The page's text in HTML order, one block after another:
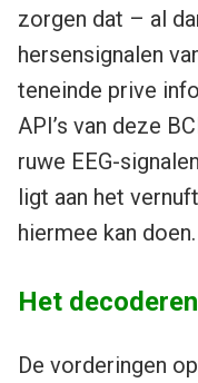
zorgen dat – al
hersensignalen
teneinde prive
API’s van deze
ruwe EEG-
ligt aan het
hiermee kan doen.
Het
De vorderingen